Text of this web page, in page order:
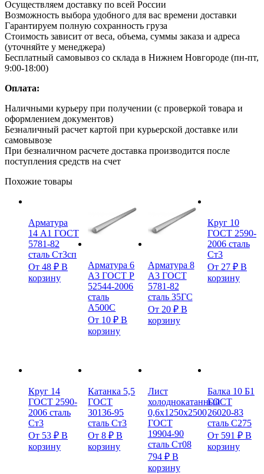
Осуществляем доставку по всей России
Возможность выбора удобного для вас времени доставки
Гарантируем полную сохранность груза
Стоимость зависит от веса, объема, суммы заказа и адреса
(уточняйте у менеджера)
Бесплатный самовывоз со склада в Нижнем Новгороде (пн-пт,
9:00-18:00)
Оплата:
Наличными курьеру при получении (с проверкой товара и
оформлением документов)
Безналичный расчет картой при курьерской доставке или
самовывозе
При безналичном расчете доставка производится после
поступления средств на счет
Похожие товары
Арматура
14 А1 ГОСТ
5781-82
сталь Ст3сп
От 48 ₽ В
корзину
Арматура 6
А3 ГОСТ Р
52544-2006
сталь
А500С
От 10₽ В
корзину
Арматура 8
А3 ГОСТ
5781-82
сталь 35ГС
От 20 ₽ В
корзину
Круг 10
ГОСТ 2590-
2006 сталь
Ст3
От 27 ₽ В
корзину
Круг 14
ГОСТ 2590-
2006 сталь
Ст3
От 53 ₽ В
корзину
Катанка 5,5
ГОСТ
30136-95
сталь Ст3
От8₽ В
корзину
Лист
холоднокатанный
0,6х1250х2500
ГОСТ
19904-90
сталь Ст08
794 ₽ В
корзину
Балка 10 Б1
ГОСТ
26020-83
сталь С275
От 591 ₽ В
корзину